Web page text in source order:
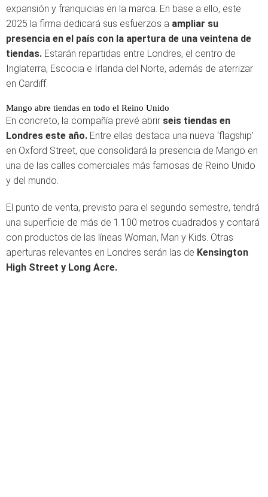
expansión y franquicias en la marca. En base a ello, este
2025 la firma dedicará sus esfuerzos a ampliar su
presencia en el país con la apertura de una veintena de
tiendas. Estarán repartidas entre Londres, el centro de
Inglaterra, Escocia e Irlanda del Norte, además de aterrizar
en Cardiff.
Mango abre tiendas en todo el Reino Unido
En concreto, la compañía prevé abrir seis tiendas en
Londres este año. Entre ellas destaca una nueva ‘flagship’
en Oxford Street, que consolidará la presencia de Mango en
una de las calles comerciales más famosas de Reino Unido
y del mundo.
El punto de venta, previsto para el segundo semestre, tendrá
una superficie de más de 1.100 metros cuadrados y contará
con productos de las líneas Woman, Man y Kids. Otras
aperturas relevantes en Londres serán las de Kensington
High Street y Long Acre.